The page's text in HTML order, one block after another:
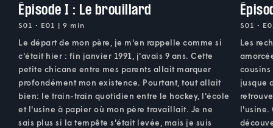
Épisode I : Le brouillard
S01 • E01 | 9 min
Le départ de mon père, je m'en rappelle comme si
c'était hier : fin janvier 1991, j'avais 9 ans. Cette
petite chicane entre mes parents allait marquer
profondément mon existence. Pourtant, tout allait
bien: le train-train quotidien entre le hockey, l'école
et l'usine à papier où mon père travaillait. Je ne
sais plus si la tempête s'était levée, mais je suis
S01 •
Les
jusque
l'usine.